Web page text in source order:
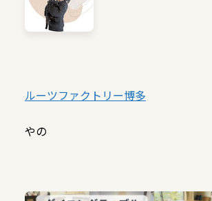
ルーツファクトリー博多
やの